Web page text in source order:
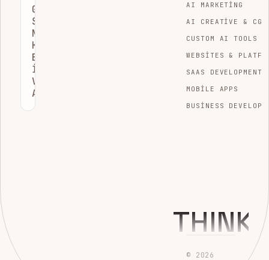
GOOGLE
SIRALAMASI
NASIL
KONTROL
EDILIR?
İPUÇLARI
VE
ARAÇLAR
AI MARKETING
AI CREATIVE & CGI
CUSTOM AI TOOLS
WEBSITES &
SAAS DEVELOPMENT
MOBILE APPS
BUSINESS
© 2026